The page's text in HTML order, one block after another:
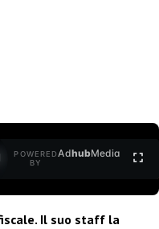
POWERED
BY
AdhubMedia
Il suo staff la